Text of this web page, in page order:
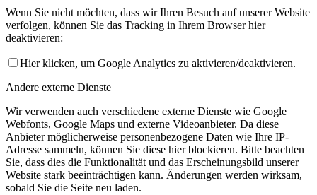
Wenn Sie nicht möchten, dass wir Ihren Besuch auf unserer Website
verfolgen, können Sie das Tracking in Ihrem Browser hier
deaktivieren:
Hier klicken, um Google Analytics zu aktivieren/deaktivieren.
Andere externe Dienste
Wir verwenden auch verschiedene externe Dienste wie Google
Webfonts, Google Maps und externe Videoanbieter. Da diese
Anbieter möglicherweise personenbezogene Daten wie Ihre IP-
Adresse sammeln, können Sie diese hier blockieren. Bitte beachten
Sie, dass dies die Funktionalität und das Erscheinungsbild unserer
Website stark beeinträchtigen kann. Änderungen werden wirksam,
sobald Sie die Seite neu laden.